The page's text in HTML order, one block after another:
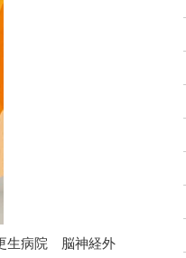
生病院 脳神経外